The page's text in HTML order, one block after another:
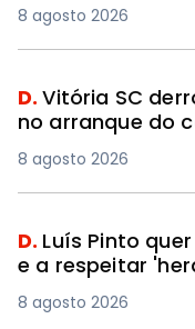
8 agosto 2026
D.Vitória SC
no arranque do
8 agosto 2026
D. Luís Pinto
e a respeitar
8 agosto 2026